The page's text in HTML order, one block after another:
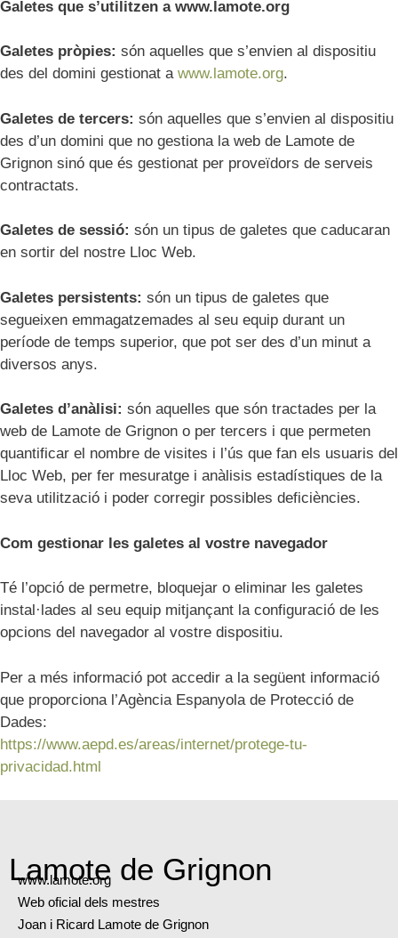
Galetes que s’utilitzen a www.lamote.org
Galetes pròpies: són aquelles que s’envien al dispositiu
des del domini gestionat a www.lamote.org.
Galetes de tercers: són aquelles que s’envien al dispositiu
des d’un domini que no gestiona la web de Lamote de
Grignon sinó que és gestionat per proveïdors de serveis
contractats.
Galetes de sessió: són un tipus de galetes que caducaran
en sortir del nostre Lloc Web.
Galetes persistents: són un tipus de galetes que
segueixen emmagatzemades al seu equip durant un
període de temps superior, que pot ser des d’un minut a
diversos anys.
Galetes d’anàlisi: són aquelles que són tractades per la
web de Lamote de Grignon o per tercers i que permeten
quantificar el nombre de visites i l’ús que fan els usuaris del
Lloc Web, per fer mesuratge i anàlisis estadístiques de la
seva utilització i poder corregir possibles deficiències.
Com gestionar les galetes al vostre navegador
Té l’opció de permetre, bloquejar o eliminar les galetes
instal·lades al seu equip mitjançant la configuració de les
opcions del navegador al vostre dispositiu.
Per a més informació pot accedir a la següent informació
que proporciona l’Agència Espanyola de Protecció de
Dades:
https://www.aepd.es/areas/internet/protege-tu-
privacidad.html
Lamote de Grignon
www.lamote.org
Web oficial dels mestres
Joan i Ricard Lamote de Grignon